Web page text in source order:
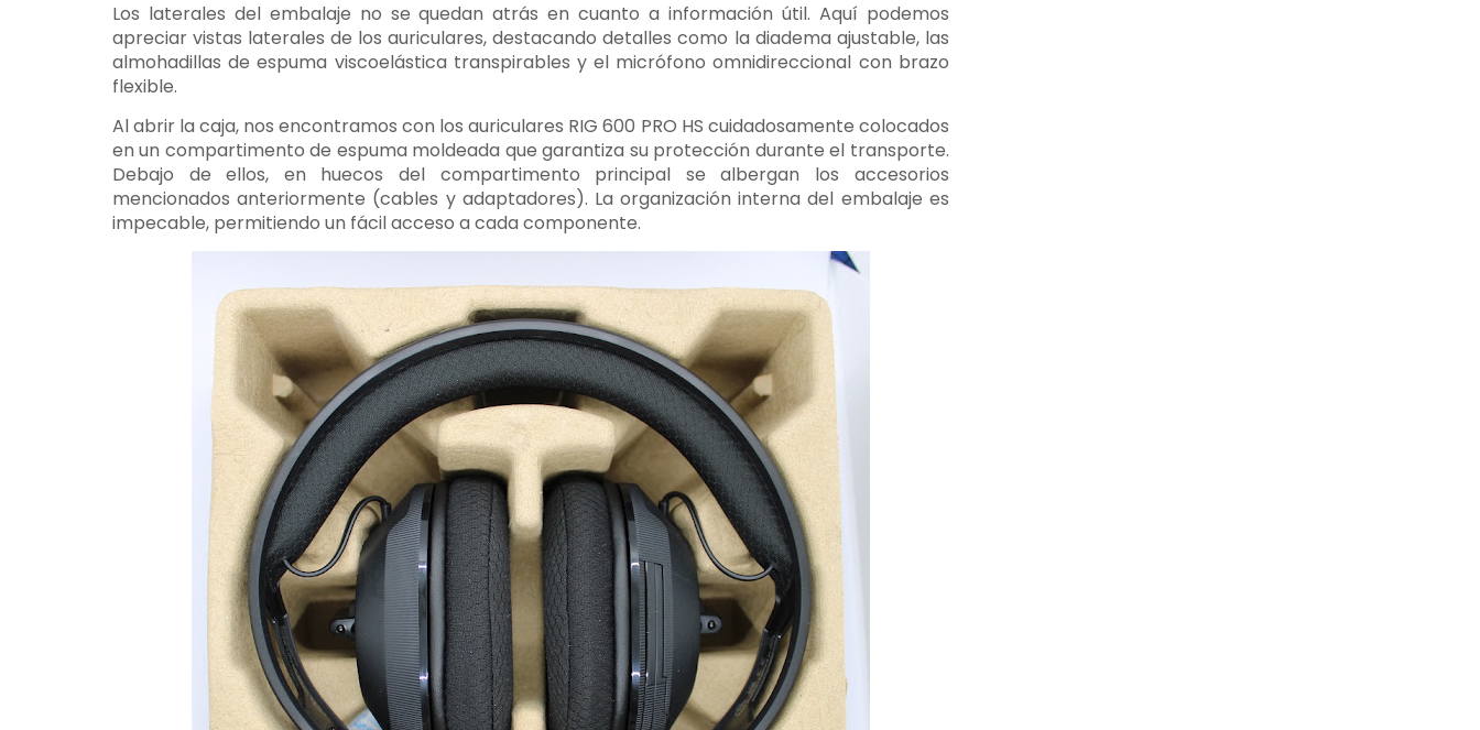
Los laterales del embalaje no se quedan atrás en cuanto a información útil. Aquí podemos
apreciar vistas laterales de los auriculares, destacando detalles como la diadema ajustable, las
almohadillas de espuma viscoelástica transpirables y el micrófono omnidireccional con brazo
flexible.
Al abrir la caja, nos encontramos con los auriculares RIG 600 PRO HS cuidadosamente colocados
en un compartimento de espuma moldeada que garantiza su protección durante el transporte.
Debajo de ellos, en huecos del compartimento principal se albergan los accesorios
mencionados anteriormente (cables y adaptadores). La organización interna del embalaje es
impecable, permitiendo un fácil acceso a cada componente.